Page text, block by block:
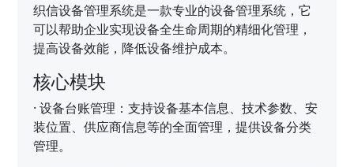
织信设备管理系统是一款专业的设备管理系统，它
可以帮助企业实现设备全生命周期的精细化管理，
提高设备效能，降低设备维护成本。
核心模块
·设备台账管理：支持设备基本信息、技术参数、安
装位置、供应商信息等的全面管理，提供设备分类
管理。